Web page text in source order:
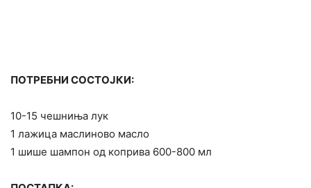
ПОТРЕБНИ СОСТОЈКИ:
10-15 чешниња лук
1 лажица маслиново масло
1 шише шампон од коприва 600-800 мл